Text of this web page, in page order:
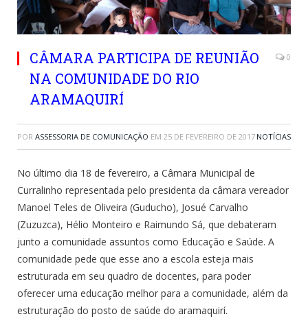
CÂMARA PARTICIPA DE REUNIÃO
NA COMUNIDADE DO RIO
ARAMAQUIRÍ
0
POR ASSESSORIA DE COMUNICAÇÃO EM 25 DE FEVEREIRO DE 2017 NOTÍCIAS
No último dia 18 de fevereiro, a Câmara Municipal de
Curralinho representada pelo presidenta da câmara vereador
Manoel Teles de Oliveira (Guducho), Josué Carvalho
(Zuzuzca), Hélio Monteiro e Raimundo Sá, que debateram
junto a comunidade assuntos como Educação e Saúde. A
comunidade pede que esse ano a escola esteja mais
estruturada em seu quadro de docentes, para poder
oferecer uma educação melhor para a comunidade, além da
estruturação do posto de saúde do aramaquirí.